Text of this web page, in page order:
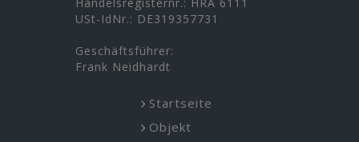
USt-IdNr.: DE319357731
Geschäftsführer:
Frank Neidhardt
Startseite
Objekt